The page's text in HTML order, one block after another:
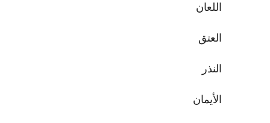
اللعان
العتق
النذر
الأيمان